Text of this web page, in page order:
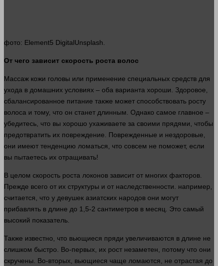
фото: Element5 DigitalUnsplash.
От чего зависит скорость роста волос
Массаж кожи головы или применение специальных средств для
ухода в домашних условиях – оба варианта хороши. Здоровое,
сбалансированное питание также может способствовать росту
волоса и тому, что он станет длинным. Однако самое главное –
убедитесь, что вы хорошо ухаживаете за своими прядями, чтобы
предотвратить их повреждение . Поврежденные и нездоровые,
они имеют тенденцию ломаться, что совсем не поможет, если
вы пытаетесь их отращивать!
В целом скорость роста локонов зависит от многих факторов
Прежде всего от их структуры и от наследственности. например
считается, что у девушек азиатских народов они могут
прибавлять в длине до 1,5-2 сантиметров в месяц. Это самый
высокий показатель.
Также известно, что вьющиеся пряди увеличиваются в длине не
слишком быстро . Во-первых, их рост незаметен, потому что они
скручены. Во-вторых, вьющиеся чаще ломаются, не отрастая до